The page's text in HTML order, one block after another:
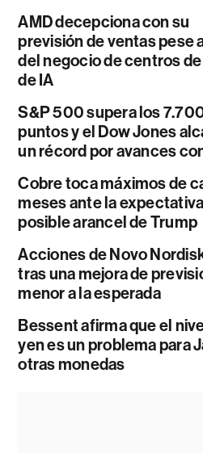
AMD decepciona con su
previsión de ventas pese
del negocio de centros
de IA
S&P 500 supera los
puntos y el Dow Jones
un récord por avances
Cobre toca máximos de
meses ante la
posible arancel de Trump
Acciones de Novo
tras una mejora de
menor a la esperada
Bessent afirma que el
yen es un problema para
otras monedas